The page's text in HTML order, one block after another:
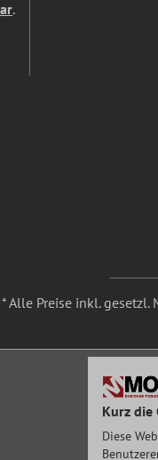
.
* Alle Preise inkl. gesetzl.
Kurz die
Diese